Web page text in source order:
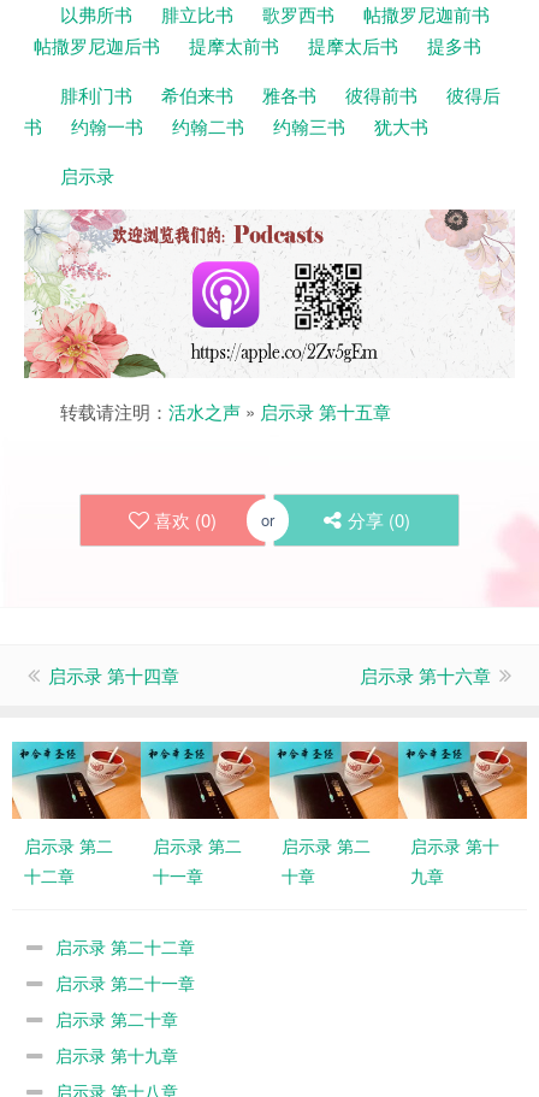
以弗所书
腓立比书 歌罗西书
帖撒罗尼迦前书
帖撒罗尼迦后书
提摩太前书 提摩太后书
提多书
腓利门书
希伯来书 雅各书 彼得前书
彼得后
书
约翰一书 约翰二书 约翰三书
犹大书
启示录
转载请注明： 活水之声 » 启示录 第十五章
喜欢 (0) or 分享 (0)
启示录 第十四章 启示录 第十六章
启示录 第二
十二章
启示录 第二
十一章
启示录 第二
十章
启示录 第十
九章
启示录 第二十二章
启示录 第二十一章
启示录 第二十章
启示录 第十九章
启示录 第十八章